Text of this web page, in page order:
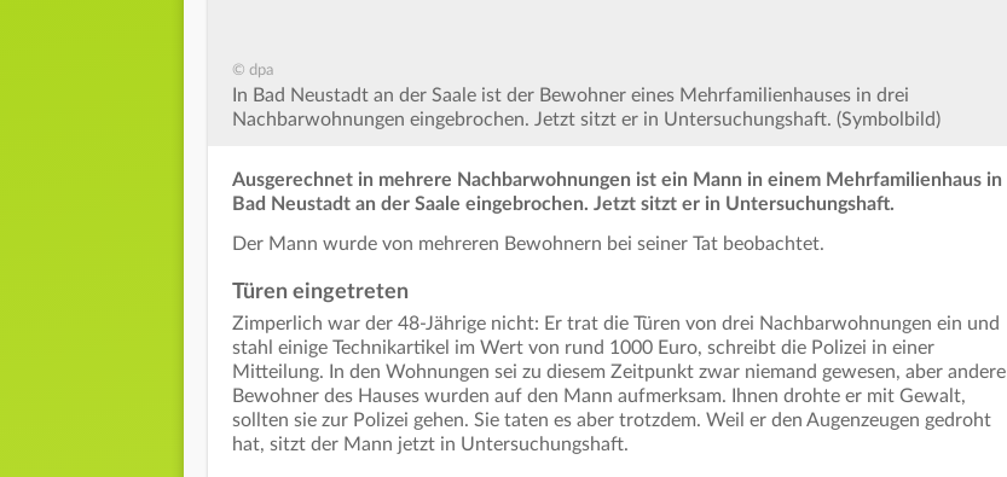
© dpa
In Bad Neustadt an der Saale ist der Bewohner eines Mehrfamilienhauses in drei
Nachbarwohnungen eingebrochen. Jetzt sitzt er in Untersuchungshaft. (Symbolbild)
Ausgerechnet in mehrere Nachbarwohnungen ist ein Mann in einem Mehrfamilienhaus in
Bad Neustadt an der Saale eingebrochen. Jetzt sitzt er in Untersuchungshaft.
Der Mann wurde von mehreren Bewohnern bei seiner Tat beobachtet.
Türen eingetreten
Zimperlich war der 48-Jährige nicht: Er trat die Türen von drei Nachbarwohnungen ein und
stahl einige Technikartikel im Wert von rund 1000 Euro, schreibt die Polizei in einer
Mitteilung. In den Wohnungen sei zu diesem Zeitpunkt zwar niemand gewesen, aber andere
Bewohner des Hauses wurden auf den Mann aufmerksam. Ihnen drohte er mit Gewalt,
sollten sie zur Polizei gehen. Sie taten es aber trotzdem. Weil er den Augenzeugen gedroht
hat, sitzt der Mann jetzt in Untersuchungshaft.